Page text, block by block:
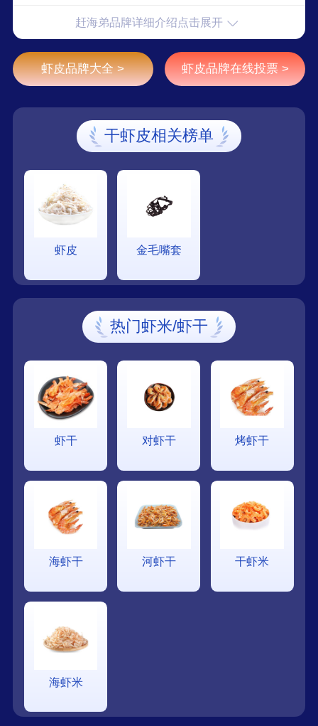
赶海弟品牌详细介绍点击展开
虾皮品牌大全 > 虾皮品牌在线投票 >
干虾皮相关榜单
虾皮 金毛嘴套
热门虾米/虾干
虾干 对虾干 烤虾干
海虾干 河虾干 干虾米
海虾米